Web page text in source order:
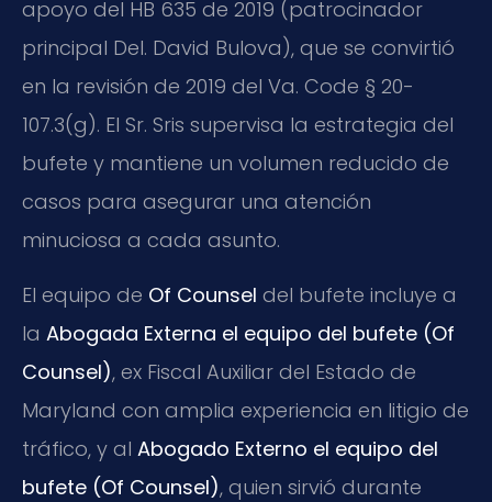
apoyo del HB 635 de 2019 (patrocinador
principal Del. David Bulova), que se convirtió
en la revisión de 2019 del Va. Code § 20-
107.3(g). El Sr. Sris supervisa la estrategia del
bufete y mantiene un volumen reducido de
casos para asegurar una atención
minuciosa a cada asunto.
El equipo de Of Counsel del bufete incluye a
la Abogada Externa el equipo del bufete (Of
Counsel), ex Fiscal Auxiliar del Estado de
Maryland con amplia experiencia en litigio de
tráfico, y al Abogado Externo el equipo del
bufete (Of Counsel), quien sirvió durante